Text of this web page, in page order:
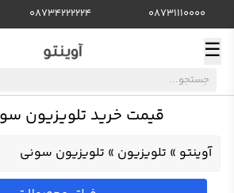
08731110000
08734222224
☰
قیمت خرید تلویزیون
آوینتو » تلویزیون » تلویزیون سونی